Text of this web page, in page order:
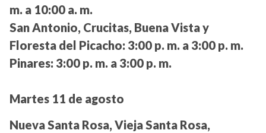
m. a 10:00 a. m.
San Antonio, Crucitas, Buena Vista y
Floresta del Picacho: 3:00 p. m. a 3:00 p. m.
Pinares: 3:00 p. m. a 3:00 p. m.
Martes 11 de agosto
Nueva Santa Rosa, Vieja Santa Rosa,